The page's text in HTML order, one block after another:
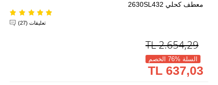
معطف كحلي 2630SL432
تعليقات (27)
2.654,29
TL
السلة %76 الخصم
637,03 TL